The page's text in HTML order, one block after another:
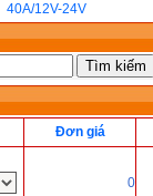
40A/12V-24V
Đơn giá
0